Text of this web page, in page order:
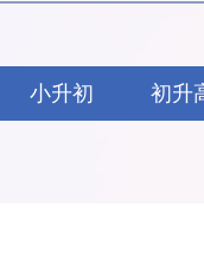
小升初 初升